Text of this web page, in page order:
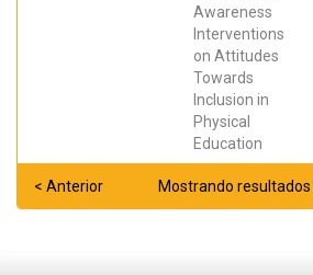
Awareness
Interventions
on Attitudes
Towards
Inclusion in
Physical
Education
Mostrando resultados
< Anterior